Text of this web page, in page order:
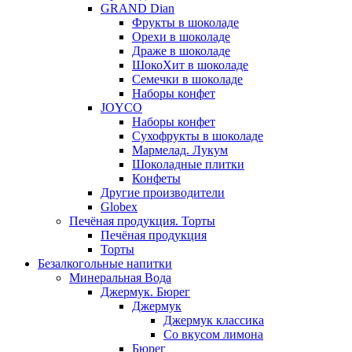
GRAND Dian
Фрукты в шоколаде
Орехи в шоколаде
Драже в шоколаде
ШокоХит в шоколаде
Семечки в шоколаде
Наборы конфет
JOYCO
Наборы конфет
Сухофрукты в шоколаде
Мармелад. Лукум
Шоколадные плитки
Конфеты
Другие производители
Globex
Печёная продукция. Торты
Печёная продукция
Торты
Безалкогольные напитки
Минеральная Вода
Джермук. Бюрег
Джермук
Джермук классика
Со вкусом лимона
Бюрег